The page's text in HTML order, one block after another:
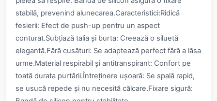
stabilă, prevenind alunecarea.Caracteristici:Ridică
fesierii: Efect de push-up pentru un aspect
conturat.Subțiază talia și burta: Creează o siluetă
elegantă.Fără cusături: Se adaptează perfect fără a lăsa
urme.Material respirabil și antitranspirant: Confort pe
toată durata purtării.Întreținere ușoară: Se spală rapid,
se usucă repede și nu necesită călcare.Fixare sigură: